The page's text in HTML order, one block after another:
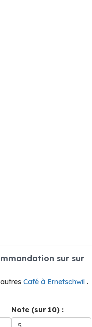
sur sur
Café à Ernetschwil .
Note (sur 10) :